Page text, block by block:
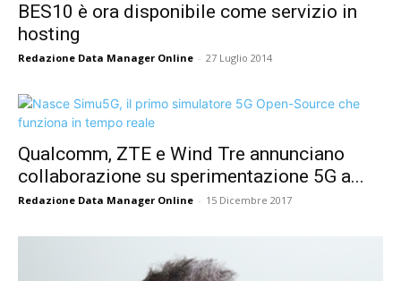
BES10 è ora disponibile come servizio in
hosting
Redazione Data Manager Online - 27 Luglio 2014
Qualcomm, ZTE e Wind Tre annunciano
collaborazione su sperimentazione 5G a...
Redazione Data Manager Online - 15 Dicembre 2017